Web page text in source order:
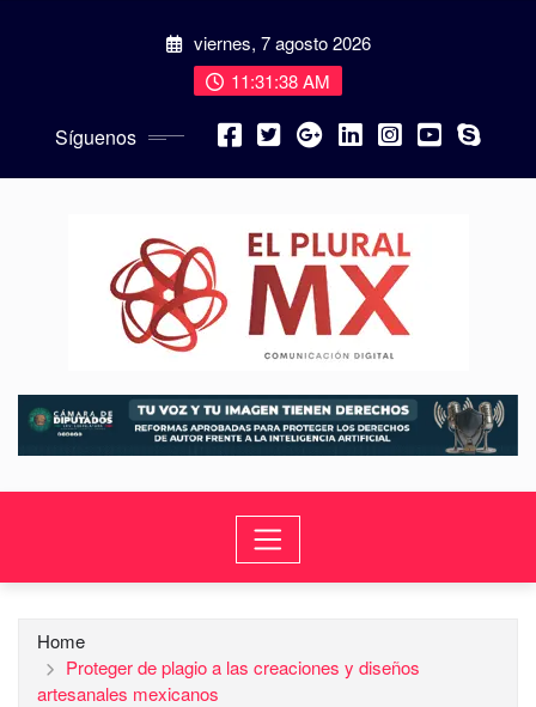
viernes, 7 agosto 2026
11:31:40 AM
Síguenos
Home
Proteger de plagio a las creaciones y diseños
artesanales mexicanos